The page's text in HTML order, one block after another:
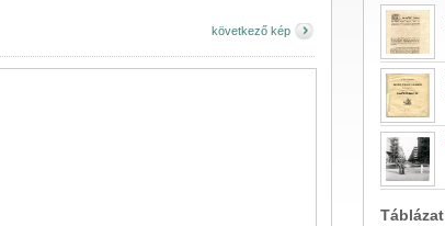
következő kép
Táblázat